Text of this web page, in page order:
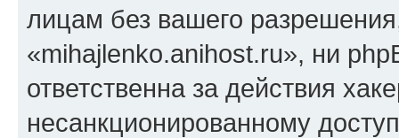
лицам без вашего
«mihajlenko.anihost.ru», ни
ответственна за действия
несанкционированному